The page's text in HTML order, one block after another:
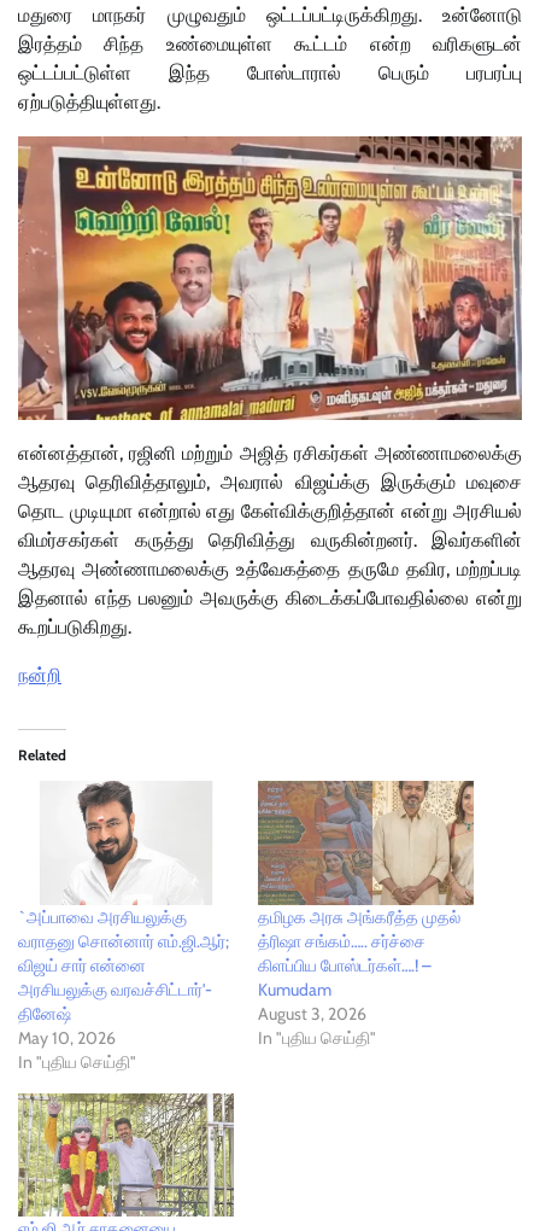
மதுரை மாநகர் முழுவதும் ஒட்டப்பட்டிருக்கிறது. உன்னோடு
இரத்தம் சிந்த உண்மையுள்ள கூட்டம் என்ற வரிகளுடன்
ஒட்டப்பட்டுள்ள இந்த போஸ்டாரால் பெரும் பரபரப்பு
ஏற்படுத்தியுள்ளது.
என்னத்தான், ரஜினி மற்றும் அஜித் ரசிகர்கள் அண்ணாமலைக்கு
ஆதரவு தெரிவித்தாலும், அவரால் விஜய்க்கு இருக்கும் மவுசை
தொட முடியுமா என்றால் எது கேள்விக்குறித்தான் என்று அரசியல்
விமர்சகர்கள் கருத்து தெரிவித்து வருகின்றனர். இவர்களின்
ஆதரவு அண்ணாமலைக்கு உத்வேகத்தை தருமே தவிர, மற்றப்படி
இதனால் எந்த பலனும் அவருக்கு கிடைக்கப்போவதில்லை என்று
கூறப்படுகிறது.
நன்றி
Related
`அப்பாவை அரசியலுக்கு
வராதனு சொன்னார் எம்.ஜி.ஆர்;
விஜய் சார் என்னை
அரசியலுக்கு வரவச்சிட்டார்'-
தினேஷ்
May 10, 2026
In "புதிய செய்தி"
தமிழக அரசு அங்கரீத்த முதல்
த்ரிஷா சங்கம்….. சர்ச்சை
கிளப்பிய போஸ்டர்கள்….! –
Kumudam
August 3, 2026
In "புதிய செய்தி"